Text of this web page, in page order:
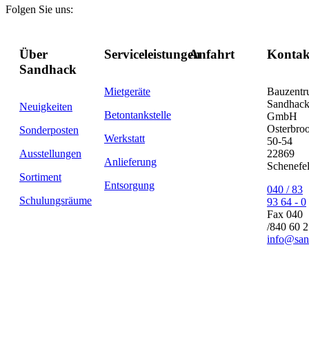
Folgen Sie uns:
Über
Sandhack
Neuigkeiten
Sonderposten
Ausstellungen
Sortiment
Schulungsräume
Serviceleistungen
Mietgeräte
Betontankstelle
Werkstatt
Anlieferung
Entsorgung
Anfahrt
Sandhack
GmbH
50-54
22869
040 / 83
93 64 - 0
Fax 040
/840 60